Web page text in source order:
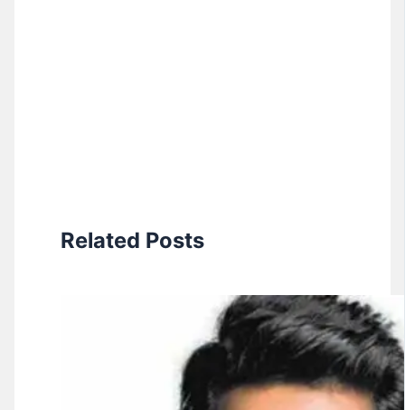
Related Posts